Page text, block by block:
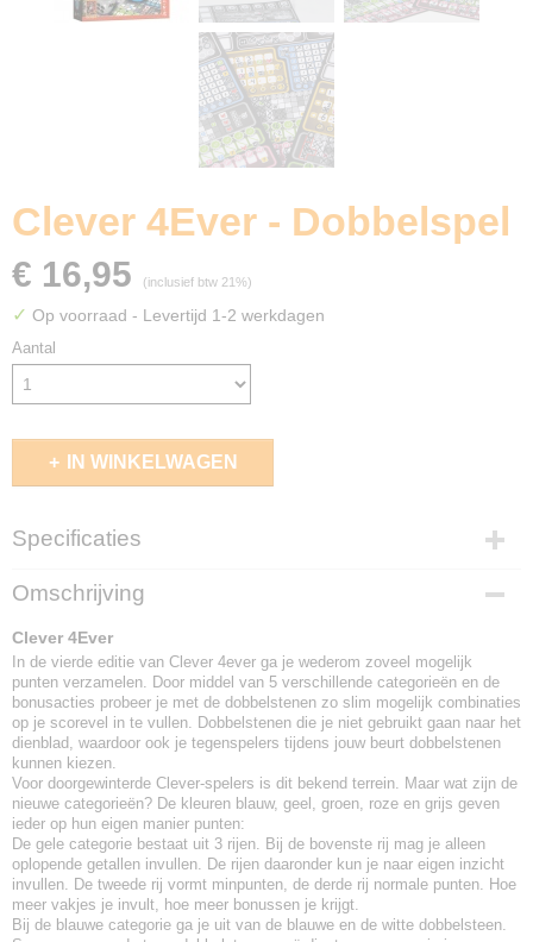
Clever 4Ever - Dobbelspel
€ 16,95 (inclusief btw 21%)
✓ Op voorraad - Levertijd 1-2 werkdagen
Aantal
IN WINKELWAGEN
Specificaties
EAN code
8720289474188
Omschrijving
Clever 4Ever
In de vierde editie van Clever 4ever ga je wederom zoveel mogelijk
punten verzamelen. Door middel van 5 verschillende categorieën en de
bonusacties probeer je met de dobbelstenen zo slim mogelijk combinaties
op je scorevel in te vullen. Dobbelstenen die je niet gebruikt gaan naar het
dienblad, waardoor ook je tegenspelers tijdens jouw beurt dobbelstenen
kunnen kiezen.
Voor doorgewinterde Clever-spelers is dit bekend terrein. Maar wat zijn de
nieuwe categorieën? De kleuren blauw, geel, groen, roze en grijs geven
ieder op hun eigen manier punten:
De gele categorie bestaat uit 3 rijen. Bij de bovenste rij mag je alleen
oplopende getallen invullen. De rijen daaronder kun je naar eigen inzicht
invullen. De tweede rij vormt minpunten, de derde rij normale punten. Hoe
meer vakjes je invult, hoe meer bonussen je krijgt.
Bij de blauwe categorie ga je uit van de blauwe en de witte dobbelsteen.